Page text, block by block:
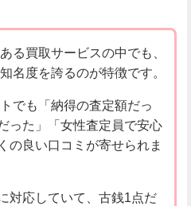
る買取サービスの中でも、
名度を誇るのが特徴です。
でも「納得の査定額だっ
った」「女性査定員で安心
の良い口コミが寄せられま
対応していて、古銭1点だ